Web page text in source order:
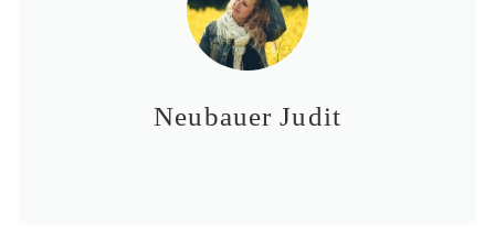
Neubauer Judit